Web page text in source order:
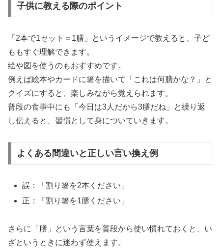
子供に教える際のポイント
「2本で1セット＝1膳」というイメージで教えると、子ど
ももすぐ理解できます。
絵や図を使うのもおすすめです。
例えば絵本やカードに箸を描いて「これは何膳かな？」と
クイズにすると、楽しみながら覚えられます。
普段の食事中にも「今日は3人だから3膳だね」と繰り返
し伝えると、習慣として身についていきます。
よくある間違いと正しい言い換え例
誤：「割り箸を2本ください」
正：「割り箸を1膳ください」
さらに「膳」という言葉を普段から使い慣れておくと、い
ざというときに迷わず使えます。